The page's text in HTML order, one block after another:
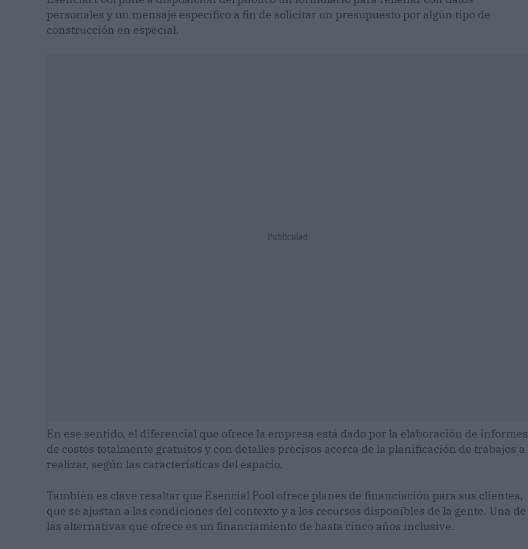
personales y un mensaje específico a fin de solicitar un presupuesto por algún tipo de
construcción en especial.
Publicidad
En ese sentido, el diferencial que ofrece la empresa está dado por la elaboración de informes
de costos totalmente gratuitos y con detalles precisos acerca de la planificación de trabajos a
realizar, según las características del espacio.
También es clave resaltar que Esencial Pool ofrece planes de financiación para sus clientes,
que se ajustan a las condiciones del contexto y a los recursos disponibles de la gente. Una de
las alternativas que ofrece es un financiamiento de hasta cinco años inclusive.